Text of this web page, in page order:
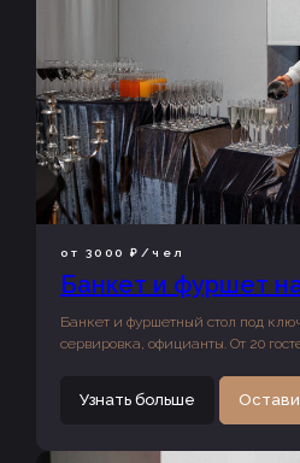
от 3000 ₽/чел
Банкет и фуршет
Банкет и фуршетный стол под
сервировка, официанты. От 20
Узнать больше